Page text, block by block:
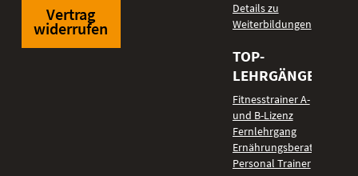
Vertrag
widerrufen
Details zu
Weiterbildungen
TOP-
LEHRGÄNGE
Fitnesstrainer A-
und B-Lizenz
Fernlehrgang
Ernährungsberater
Personal Trainer